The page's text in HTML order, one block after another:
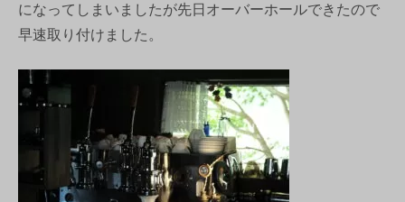
になってしまいましたが先日オーバーホールできたので
早速取り付けました。